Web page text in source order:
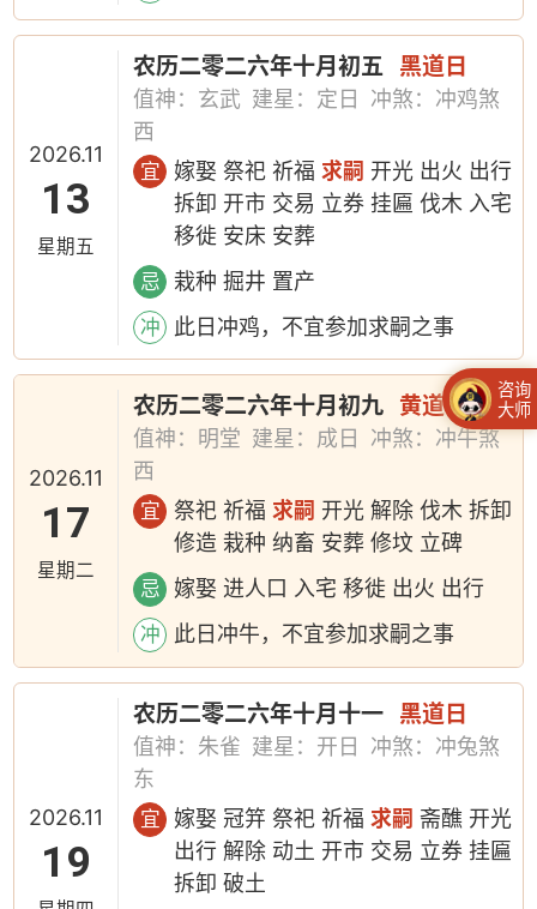
2026.11
13
星期五
农历二零二六年十月初五 黑道日
值神：玄武 建星：定日
冲煞：冲鸡煞
西
宜 嫁娶 祭祀 祈福求嗣 开光 出火 出行
拆卸 开市 交易 立券 挂匾 伐木 入宅
移徙 安床 安葬
忌 栽种 掘井 置产
冲 此日冲鸡，不宜参加求嗣之事
2026.11
17
星期二
农历二零二六年十月初九 黄道日
值神：明堂 建星：成日
冲煞：冲牛煞
西
宜 祭祀 祈福求嗣 开光 解除 伐木 拆卸
修造 栽种 纳畜 安葬 修坟 立碑
忌 嫁娶 进人口 入宅 移徙 出火 出行
冲 此日冲牛，不宜参加求嗣之事
2026.11
19
农历二零二六年十月十一 黑道日
值神：朱雀 建星：开日
冲煞：冲兔煞
东
宜 嫁娶 冠笄 祭祀 祈福求嗣 斋醮 开光
出行 解除 动土 开市 交易 立券 挂匾
拆卸 破土
咨询
大师